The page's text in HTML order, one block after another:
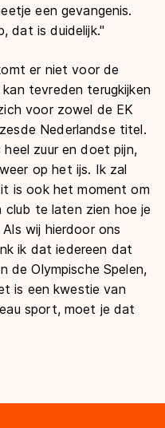
een gevangenis.
dat is duidelijk."
er niet voor de
tevreden terugkijken
voor zowel de EK
Nederlandse titel.
zuur en doet pijn,
op het ijs. Ik zal
is ook het moment om
club te laten zien hoe je
wij hierdoor ons
ik dat iedereen dat
de Olympische Spelen,
is een kwestie van
sport, moet je dat